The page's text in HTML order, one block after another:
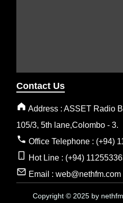
Contact Us
Address : ASSET Radio
105/3, 5th lane,Colombo - 3.
Office Telephone : (+94)
Hot Line : (+94)
Email : web@nethfm.com
Copyright © 2025 by